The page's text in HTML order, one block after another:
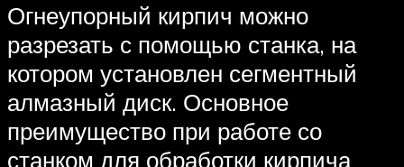
Огнеупорный кирпич можно
разрезать с помощью станка, на
котором установлен сегментный
алмазный диск. Основное
преимущество при работе со
станком для обработки кирпича